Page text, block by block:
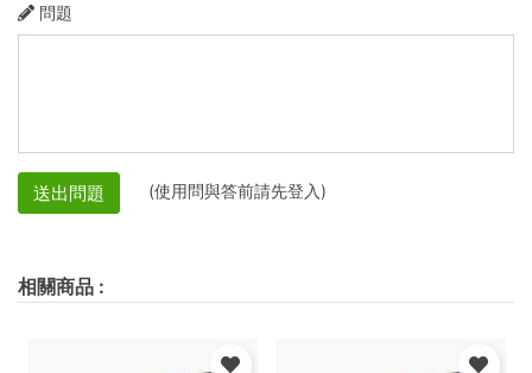
問題
送出問題 (使用問與答前請先登入)
相關商品 :